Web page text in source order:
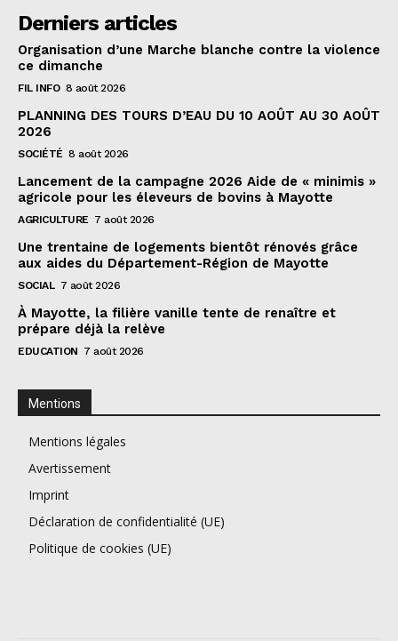
Derniers articles
Organisation d’une Marche blanche contre la violence
ce dimanche
FIL INFO 8 août 2026
PLANNING DES TOURS D’EAU DU 10 AOÛT AU 30 AOÛT
2026
SOCIÉTÉ 8 août 2026
Lancement de la campagne 2026 Aide de « minimis »
agricole pour les éleveurs de bovins à Mayotte
AGRICULTURE 7 août 2026
Une trentaine de logements bientôt rénovés grâce
aux aides du Département-Région de Mayotte
SOCIAL 7 août 2026
À Mayotte, la filière vanille tente de renaître et
prépare déjà la relève
EDUCATION 7 août 2026
Mentions
Mentions légales
Avertissement
Imprint
Déclaration de confidentialité (UE)
Politique de cookies (UE)